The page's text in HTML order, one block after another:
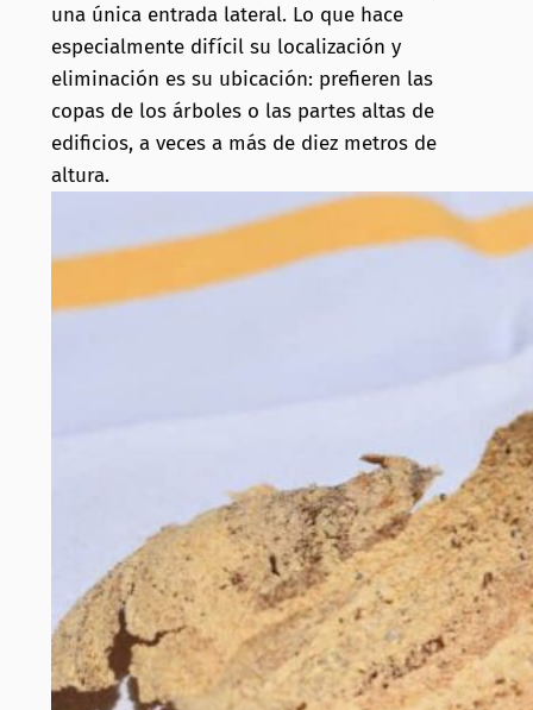
una única entrada lateral. Lo que hace
especialmente difícil su localización y
eliminación es su ubicación: prefieren las
copas de los árboles o las partes altas de
edificios, a veces a más de diez metros de
altura.